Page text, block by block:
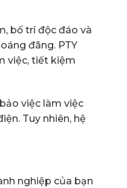
bố trí độc đáo và
đãng. PTY
việc, tiết kiệm
việc làm việc
Tuy nhiên, hệ
nghiệp của bạn